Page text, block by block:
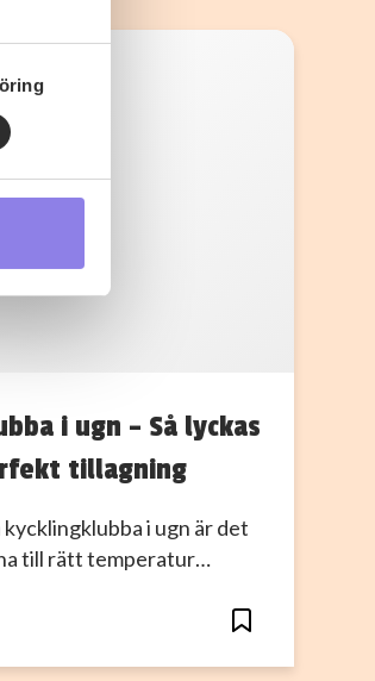
ändra
i ugn – Så lyckas
tillagning
kycklingklubba i ugn är det
till rätt temperatur…